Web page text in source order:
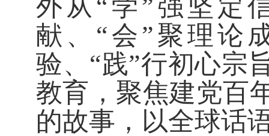
外从“学”强坚定
献、“会”聚理论
验、“践”行初心宗
教育，聚焦建党百
的故事，以全球话